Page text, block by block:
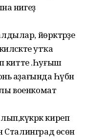
нигеҙ
йөрәктәрҙе
утҡа
китте .Һуғыш
аҙағында Һәүбән
военкомат
киреп
Сталинград өсөн